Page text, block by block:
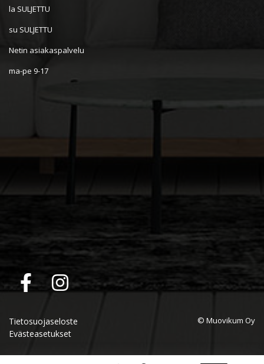
la SULJETTU
su SULJETTU
Netin asiakaspalvelu
ma-pe 9-17
Tietosuojaseloste
Evästeasetukset
© Muovikum Oy